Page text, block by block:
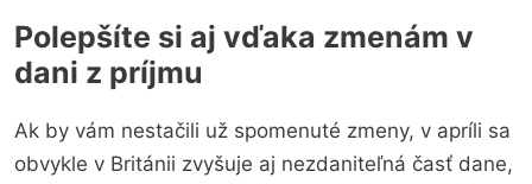
Polepšíte si aj vďaka zmenám v
dani z príjmu
Ak by vám nestačili už spomenuté zmeny, v apríli sa
obvykle v Británii zvyšuje aj nezdaniteľná časť dane,